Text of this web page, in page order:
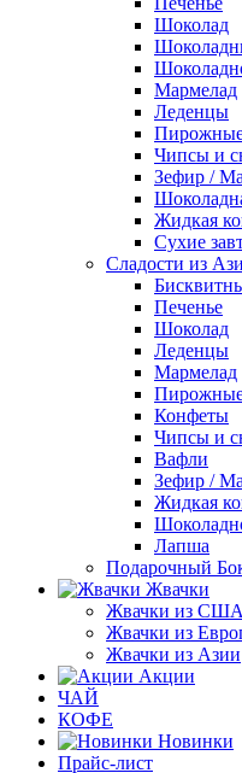
Шоколад
Мармелад
Леденцы
Чипсы и
Зефир /
Жидкая
Сухие
Сладости из
Печенье
Шоколад
Леденцы
Мармелад
Конфеты
Чипсы и
Вафли
Зефир /
Жидкая
Лапша
Подарочный
Жвачки
Жвачки из США
Жвачки из
Жвачки из Азии
Акции
ЧАЙ
КОФЕ
Новинки
Прайс-лист